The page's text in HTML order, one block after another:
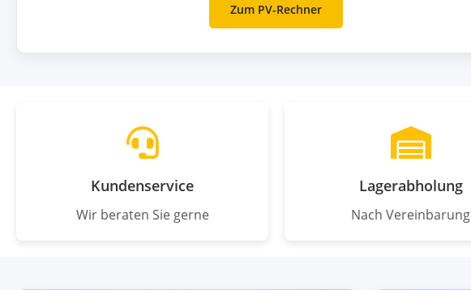
Zum PV-Rechner
Kundenservice
Wir beraten Sie gerne
Lagerabholung
Nach Vereinbarung